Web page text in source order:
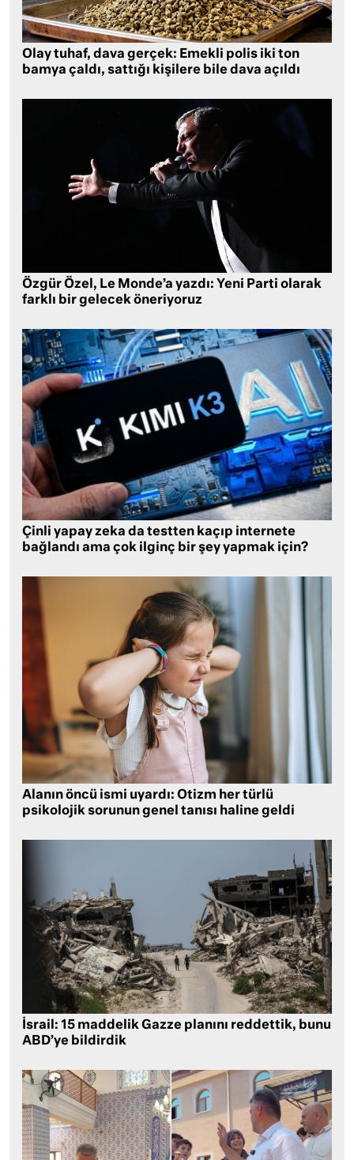
Olay tuhaf, dava gerçek: Emekli polis iki ton
bamya çaldı, sattığı kişilere bile dava açıldı
Özgür Özel, Le Monde’a yazdı: Yeni Parti olarak
farklı bir gelecek öneriyoruz
Çinli yapay zeka da testten kaçıp internete
bağlandı ama çok ilginç bir şey yapmak için?
Alanın öncü ismi uyardı: Otizm her türlü
psikolojik sorunun genel tanısı haline geldi
İsrail: 15 maddelik Gazze planını reddettik, bunu
ABD’ye bildirdik